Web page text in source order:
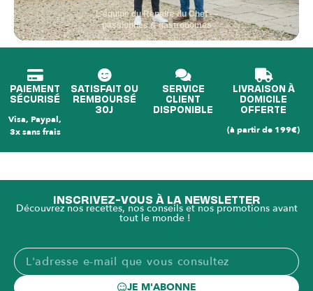
L'équipe du Repaire du Chef —
passionnés & gastronomes
PAIEMENT
SÉCURISÉ
Visa, Paypal,
3x sans frais
SATISFAIT OU
REMBOURSÉ
30J
SERVICE
CLIENT
DISPONIBLE
LIVRAISON À
DOMICILE
OFFERTE
(à partir de 199€)
INSCRIVEZ-VOUS À LA NEWSLETTER
Découvrez nos recettes, nos conseils et nos promotions avant
tout le monde !
JE M'ABONNE